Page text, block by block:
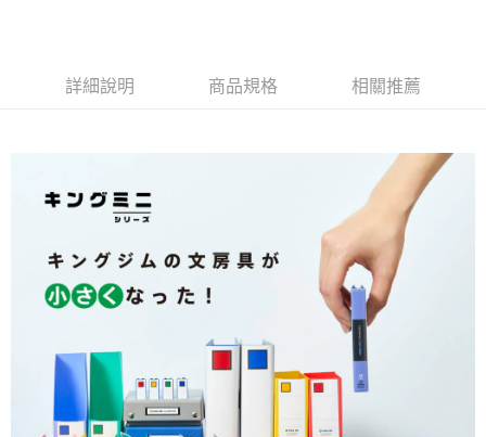
詳細說明 商品規格 相關推薦